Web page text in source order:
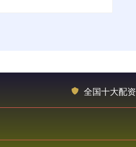
全国十大配资